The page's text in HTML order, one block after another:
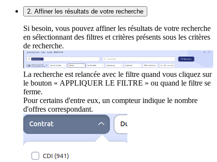
2. Affiner les résultats de votre recherche
Si besoin, vous pouvez affiner les résultats de votre recherche
en sélectionnant des filtres et critères présents sous les critères
de recherche.
La recherche est relancée avec le filtre quand vous cliquez sur
le bouton « APPLIQUER LE FILTRE » ou quand le filtre se
ferme.
Pour certains d'entre eux, un compteur indique le nombre
d'offres correspondant.